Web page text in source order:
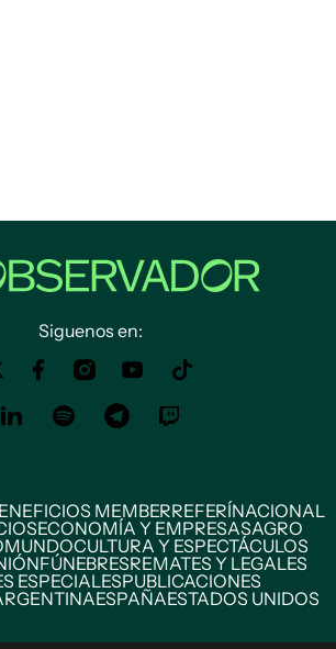
Siguenos en:
MEMBERREFERÍNACIONAL
ECONOMÍA Y EMPRESASAGRO
MUNDOCULTURA Y ESPECTÁCULOS
FÚNEBRESREMATES Y LEGALES
ESPECIALESPUBLICACIONES
ESPAÑAESTADOS UNIDOS